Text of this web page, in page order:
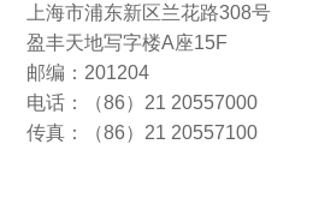
上海市浦东新区兰花路308号
盈丰天地写字楼A座15F
邮编：201204
电话：（86）21 20557000
传真：（86）21 20557100